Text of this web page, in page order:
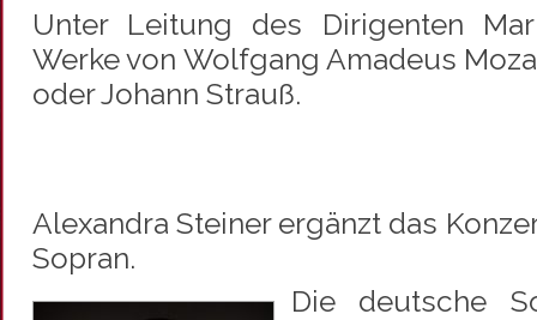
Unter Leitung des Dirigenten
Werke von Wolfgang Amadeus
oder Johann Strauß.
Alexandra Steiner ergänzt das
Sopran.
Die deutsche